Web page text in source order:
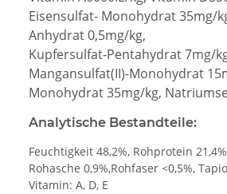
Eisensulfat- Monohydrat 35mg/
Anhydrat 0,5mg/kg,
Kupfersulfat-Pentahydrat 7mg/
Mangansulfat(II)-Monohydrat
Monohydrat 35mg/kg,
Analytische Bestandteile:
Feuchtigkeit 48,2%, Rohprotein
Rohasche 0,9%,Rohfaser <0,5%,
Vitamin: A, D, E